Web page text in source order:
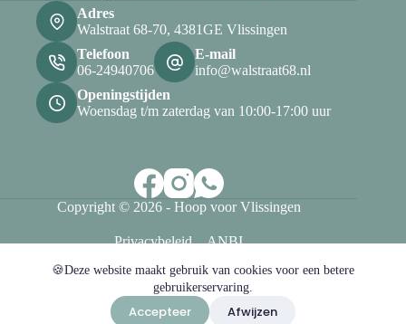
🍪Deze website maakt gebruik van cookies voor een betere
gebruikerservaring.
Accepteer Afwijzen
Adres
Walstraat 68-70, 4381GE Vlissingen
Telefoon
06-24940706
E-mail
info@walstraat68.nl
Openingstijden
Woensdag t/m zaterdag van 10:00-17:00 uur
Copyright © 2026 - Hoop voor Vlissingen
Privacybeleid ANBI